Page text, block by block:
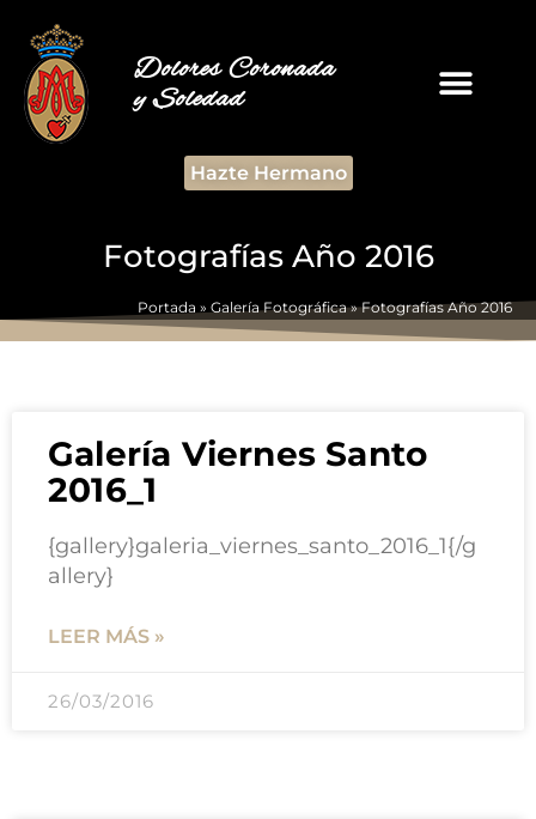
Dolores Coronada
y Soledad
Hazte Hermano
Fotografías Año 2016
Portada » Galería Fotográfica»Fotografías Año 2016
Galería Viernes Santo
2016_1
{gallery}galeria_viernes_santo_2016_1{/g
allery}
LEER MÁS »
26/03/2016